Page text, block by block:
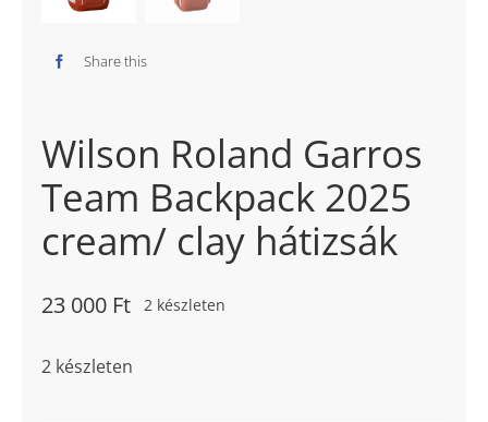
Share this
Wilson Roland Garros
Team Backpack 2025
cream/ clay hátizsák
23 000 Ft 2 készleten
2 készleten